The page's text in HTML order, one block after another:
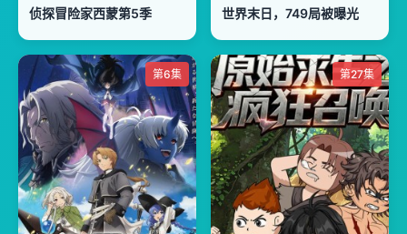
侦探冒险家西蒙第5季 世界末日，749局被曝光
第6集 第27集